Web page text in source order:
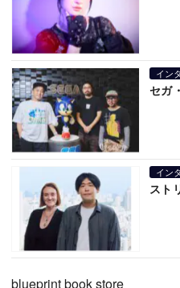
イン
セガ
イン
スト
blueprint book store